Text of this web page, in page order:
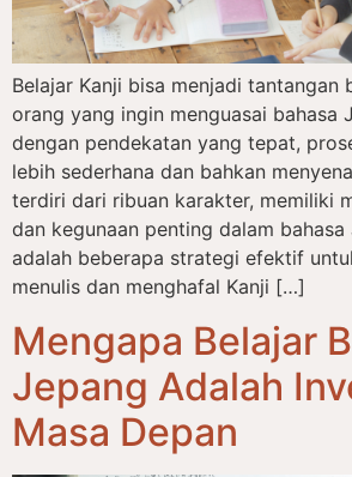
Belajar Kanji bisa menjadi tantangan
orang yang ingin menguasai bahasa
dengan pendekatan yang tepat,
lebih sederhana dan bahkan
terdiri dari ribuan karakter, memiliki
dan kegunaan penting dalam bahasa
adalah beberapa strategi efektif
menulis dan menghafal Kanji […]
Mengapa Belajar
Jepang Adalah
Masa Depan